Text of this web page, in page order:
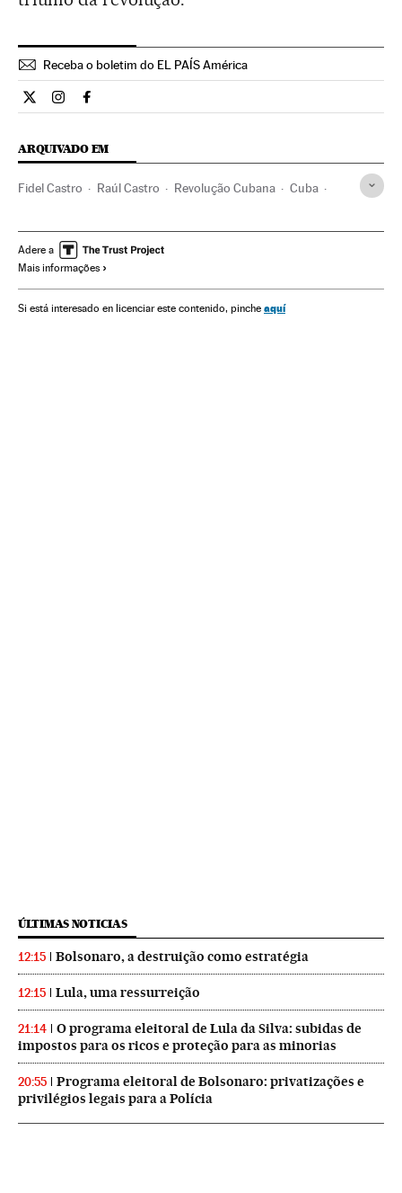
Receba o boletim do EL PAÍS América
Internacional El País Brasil en Twitter
Internacional El País Brasil en Instagram
Internacional El País Brasil en Facebook
ARQUIVADO EM
Fidel Castro Raúl Castro Revolução Cubana Cuba
América História Cultura
Adere a
Mais informações
Si está interesado en licenciar este contenido, pinche aquí
ÚLTIMAS NOTICIAS
12:15 Bolsonaro, a destruição como estratégia
12:15 Lula, uma ressurreição
21:14
O programa eleitoral de Lula da Silva: subidas de
impostos para os ricos e proteção para as minorias
20:55
Programa eleitoral de Bolsonaro: privatizações e
privilégios legais para a Polícia